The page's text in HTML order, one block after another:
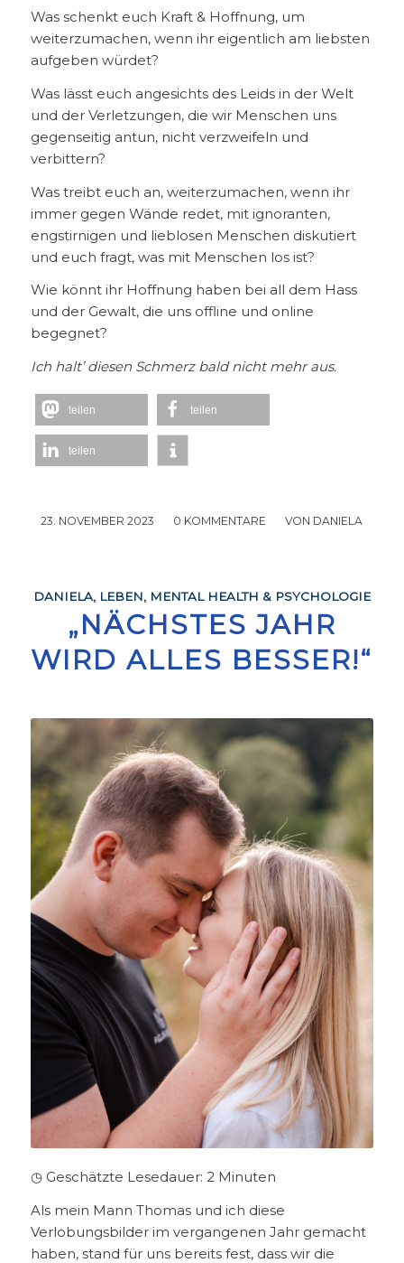
Was schenkt euch Kraft & Hoffnung, um
weiterzumachen, wenn ihr eigentlich am liebsten
aufgeben würdet?
Was lässt euch angesichts des Leids in der Welt
und der Verletzungen, die wir Menschen uns
gegenseitig antun, nicht verzweifeln und
verbittern?
Was treibt euch an, weiterzumachen, wenn ihr
immer gegen Wände redet, mit ignoranten,
engstirnigen und lieblosen Menschen diskutiert
und euch fragt, was mit Menschen los ist?
Wie könnt ihr Hoffnung haben bei all dem Hass
und der Gewalt, die uns offline und online
begegnet?
Ich halt’ diesen Schmerz bald nicht mehr aus.
teilen teilen
teilen
23. NOVEMBER 2023
/ 0 KOMMENTARE
/ VON DANIELA
DANIELA, LEBEN, MENTAL HEALTH & PSYCHOLOGIE
„NÄCHSTES JAHR
WIRD ALLES BESSER!“
◷ Geschätzte Lesedauer: 2 Minuten
Als mein Mann Thomas und ich diese
Verlobungsbilder im vergangenen Jahr gemacht
haben, stand für uns bereits fest, dass wir die